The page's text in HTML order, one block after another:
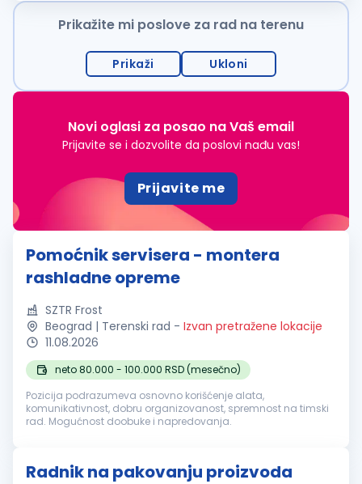
Prikažite mi poslove za rad na terenu
Prikaži Ukloni
Novi oglasi za posao na Vaš email
Prijavite se i dozvolite da poslovi nađu vas!
Prijavite me
Pomoćnik servisera - montera
rashladne opreme
SZTR Frost
Beograd | Terenski rad - Izvan pretražene lokacije
11.08.2026
neto 80.000 - 100.000 RSD (mesečno)
Pozicija podrazumeva osnovno korišćenje alata,
komunikativnost, dobru organizovanost, spremnost na timski
rad. Mogućnost doobuke i napredovanja.
Radnik na pakovanju proizvoda